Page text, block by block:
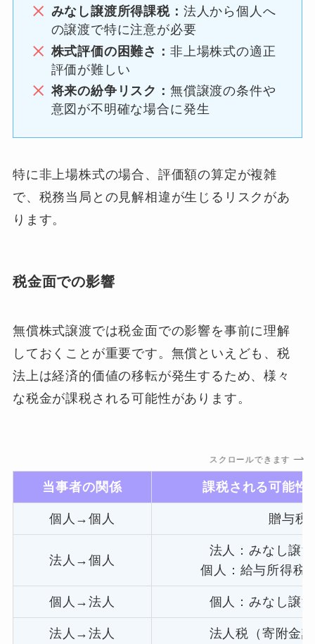
みなし譲渡所得課税： 法人から個人へ
の譲渡で特に注意が必要
株式評価の困難さ： 非上場株式の適正
評価が難しい
将来の紛争リスク： 無償譲渡の条件や
意図が不明確な場合に発生
特に非上場株式の場合、評価額の算定が複雑
で、税務当局との見解相違が生じるリスクがあ
ります。
税金面での影響
無償株式譲渡では税金面での影響を事前に理解
しておくことが重要です。無償といえども、税
法上は経済的価値の移転が発生するため、様々
な税金が課税される可能性があります。
スクロールできます
当事者の関係 課税される可能性
個人→個人 贈与税
法人→個人
法人：みなし譲
個人：給与所得税/
個人→法人 個人：みなし譲
法人→法人 法人税（寄附金